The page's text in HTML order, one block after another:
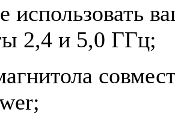
использовать
2,4 и 5,0 ГГц;